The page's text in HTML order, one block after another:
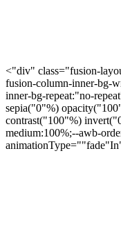
<"div" class="fusion-
fusion-column-inner-bg-
inner-bg-repeat:"no-
sepia("0"%)
contrast("100"%)
medium:100%;--awb-